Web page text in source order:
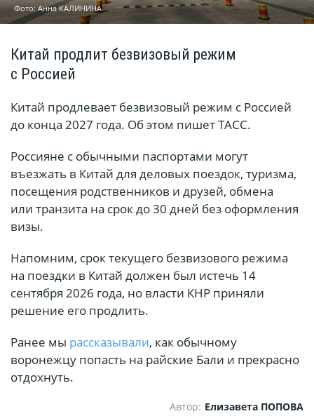
Фото: Анна КАЛИНИНА
Китай продлит безвизовый режим
с Россией
Китай продлевает безвизовый режим с Россией
до конца 2027 года. Об этом пишет ТАСС.
Россияне с обычными паспортами могут
въезжать в Китай для деловых поездок, туризма,
посещения родственников и друзей, обмена
или транзита на срок до 30 дней без оформления
визы.
Напомним, срок текущего безвизового режима
на поездки в Китай должен был истечь 14
сентября 2026 года, но власти КНР приняли
решение его продлить.
Ранее мы рассказывали, как обычному
воронежцу попасть на райские Бали и прекрасно
отдохнуть.
Автор: Елизавета ПОПОВА